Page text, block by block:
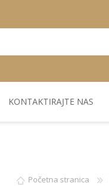
KONTAKTIRAJTE NAS
Početna stranica